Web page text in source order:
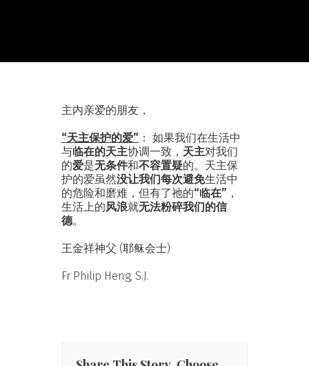
主内亲爱的朋友，
“天主保护的爱” ： 如果我们在生活中
与临在的天主协调一致， 天主对我们
的爱是无条件和不容置疑的。天主保
护的爱虽然没让我们每次避免生活中
的危险和磨难，但有了祂的“临在” ，
生活上的风浪就无法粉碎我们的信
德。
王金祥神父 (耶稣会士)
Fr Philip Heng, S.J.